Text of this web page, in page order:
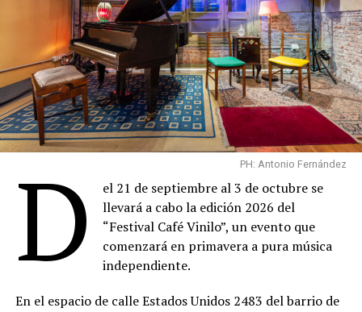
PH: Antonio Fernández
D
el 21 de septiembre al 3 de octubre se
llevará a cabo la edición 2026 del
“Festival Café Vinilo”, un evento que
comenzará en primavera a pura música
independiente.
En el espacio de calle Estados Unidos 2483 del barrio de